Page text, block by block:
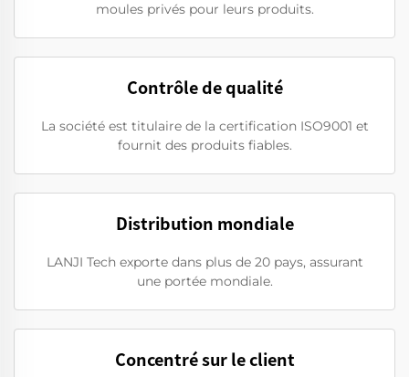
moules privés pour leurs produits.
Contrôle de qualité
La société est titulaire de la certification ISO9001 et
fournit des produits fiables.
Distribution mondiale
LANJI Tech exporte dans plus de 20 pays, assurant
une portée mondiale.
Concentré sur le client